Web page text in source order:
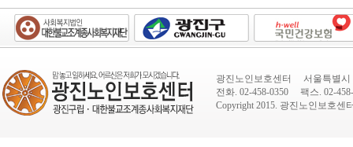
광진노인보호센터 서울특별시
전화. 02-458-0350 팩스. 02-
Copyright 2015. 광진노인보호센